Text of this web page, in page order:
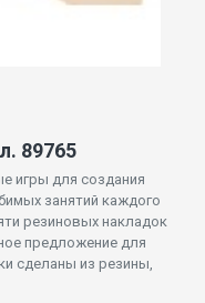
89765
игры для создания
занятий каждого
резиновых накладок
предложение для
сделаны из резины,